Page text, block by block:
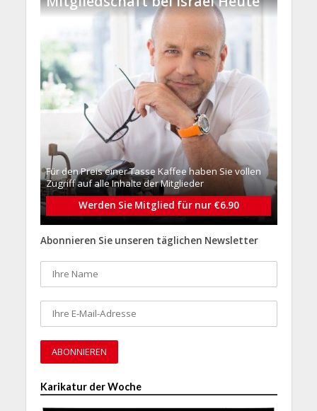
Für den Preis einer Tasse Kaffee haben Sie vollen
Zugriff auf alle Inhalte der Mitglieder
Werden Sie Mitglied für nur €6.90
Abonnieren Sie unseren täglichen Newsletter
Karikatur der Woche